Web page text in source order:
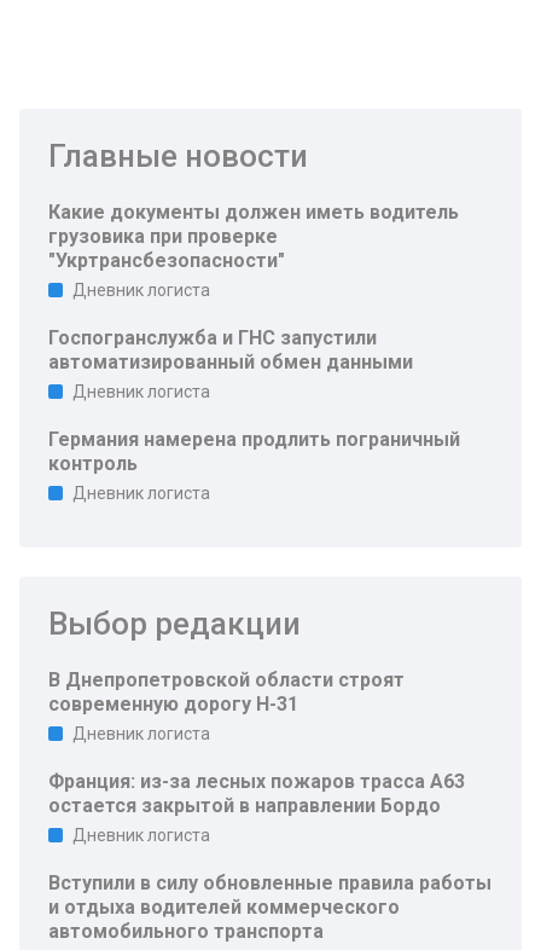
Главные новости
Какие документы должен иметь водитель
грузовика при проверке
"Укртрансбезопасности"
Дневник логиста
Госпогранслужба и ГНС запустили
автоматизированный обмен данными
Дневник логиста
Германия намерена продлить пограничный
контроль
Дневник логиста
Выбор редакции
В Днепропетровской области строят
современную дорогу Н-31
Дневник логиста
Франция: из-за лесных пожаров трасса A63
остается закрытой в направлении Бордо
Дневник логиста
Вступили в силу обновленные правила работы
и отдыха водителей коммерческого
автомобильного транспорта